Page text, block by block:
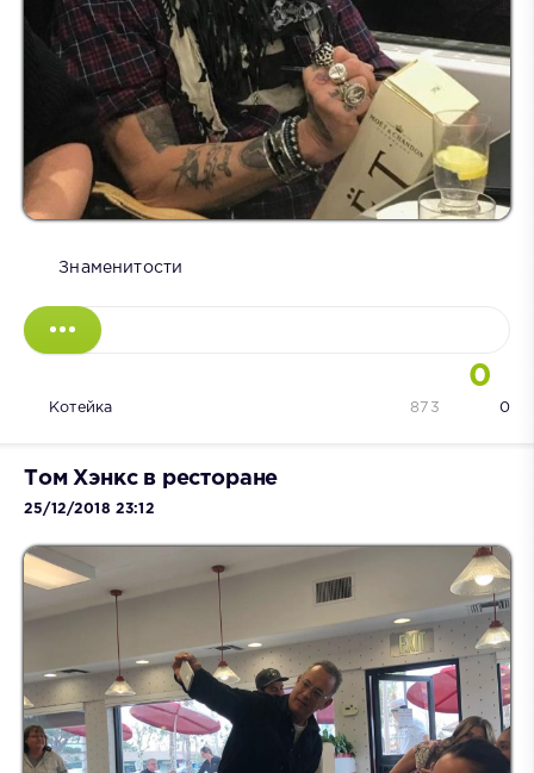
Знаменитости
0
Котейка 0
873
Том Хэнкс в ресторане
25/12/2018 23:12